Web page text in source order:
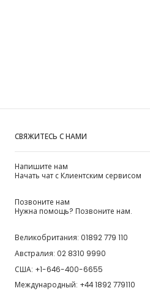
СВЯЖИТЕСЬ С НАМИ
Напишите нам
Начать чат с Клиентским сервисом
Позвоните нам
Нужна помощь? Позвоните нам.
Великобритания: 01892 779 110
Австралия: 02 8310 9990
США: +1-646-400-6655
Международный: +44 1892 779110